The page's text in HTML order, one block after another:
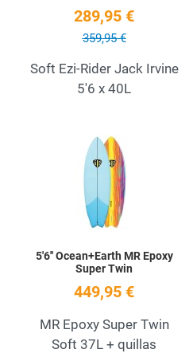
289,95 €
359,95 €
Soft Ezi-Rider Jack Irvine
5'6 x 40L
Add to Wishlist
5'6'' Ocean+Earth MR Epoxy
Super Twin
449,95 €
MR Epoxy Super Twin
Soft 37L + quillas